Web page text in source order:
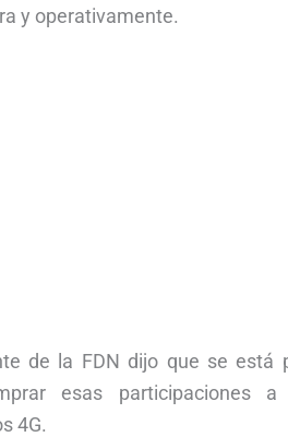
y operativamente.
de la FDN dijo que se está
esas participaciones
4G.